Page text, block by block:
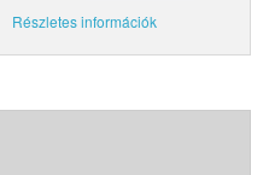
Részletes információk